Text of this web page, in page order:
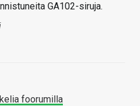
GA102-siruja.
foorumilla